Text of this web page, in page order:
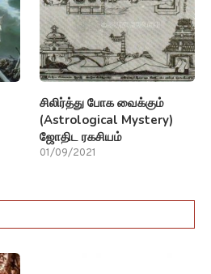
சிலிர்த்து போக வைக்கும்
(Astrological Mystery)
ஜோதிட ரகசியம்
01/09/2021